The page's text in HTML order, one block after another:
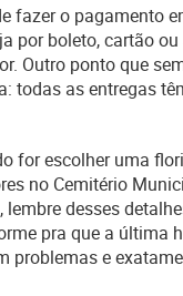
fazer o pagamento
por boleto, cartão
Outro ponto que
todas as entregas
for escolher uma
no Cemitério
lembre desses
pra que a última
problemas e